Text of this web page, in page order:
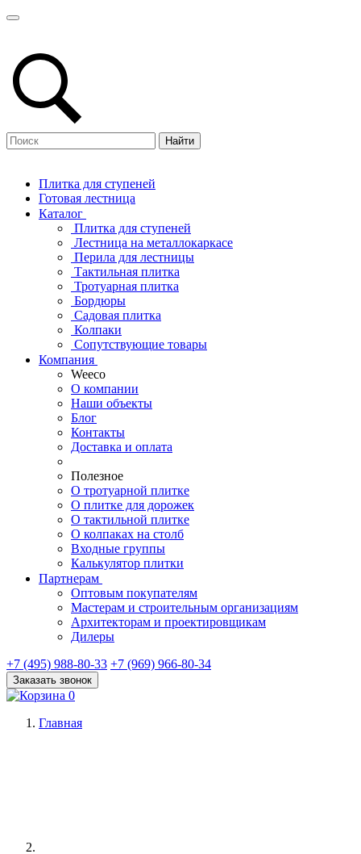
Найти
Плитка для ступеней
Готовая лестница
Каталог
Плитка для ступеней
Лестница на металлокаркасе
Перила для лестницы
Тактильная плитка
Тротуарная плитка
Бордюры
Садовая плитка
Колпаки
Сопутствующие товары
Компания
Weeco
О компании
Наши объекты
Блог
Контакты
Доставка и оплата
Полезное
О тротуарной плитке
О плитке для дорожек
О тактильной плитке
О колпаках на столб
Входные группы
Калькулятор плитки
Партнерам
Оптовым покупателям
Мастерам и строительным организациям
Архитекторам и проектировщикам
Дилеры
+7 (495) 988-80-33 +7 (969) 966-80-34
Заказать звонок
0
Главная